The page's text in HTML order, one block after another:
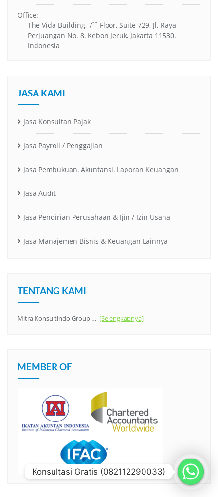
Office:
The Vida Building, 7th Floor, Suite 729, Jl. Raya
Perjuangan No. 8, Kebon Jeruk, Jakarta 11530,
Indonesia
JASA KAMI
Jasa Konsultan Pajak
Jasa Payroll / Penggajian
Jasa Pembukuan, Akuntansi, Laporan Keuangan
Jasa Audit
Jasa Pendirian Perusahaan & Ijin / Izin Usaha
Jasa Manajemen Bisnis & Keuangan Lainnya
TENTANG KAMI
Mitra Konsultindo Group … [Selengkapnya]
MEMBER OF
Konsultasi Gratis (082112290033)